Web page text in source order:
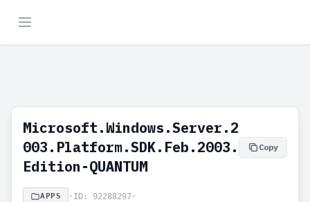
Microsoft.Windows.Server.2
003.Platform.SDK.Feb.2003.
Edition-QUANTUM
Copy
APPS • ID: 92288297•